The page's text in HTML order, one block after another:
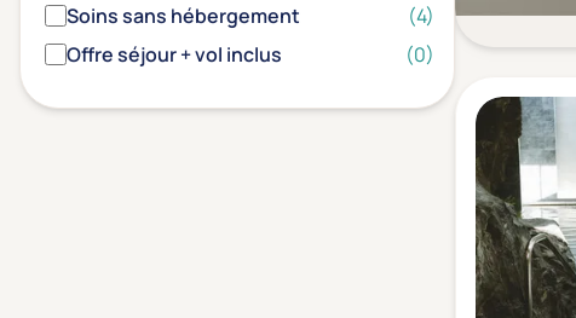
Soins sans hébergement
(4)
Offre séjour + vol inclus
(0)